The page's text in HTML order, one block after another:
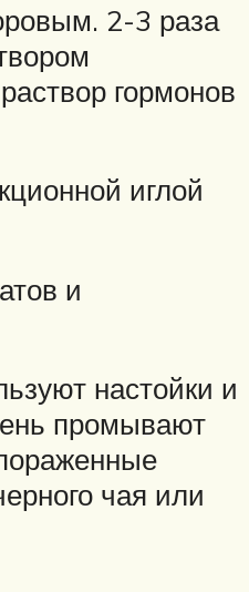
2-3 раза
гормонов
иглой
и
настойки и
промывают
чая или